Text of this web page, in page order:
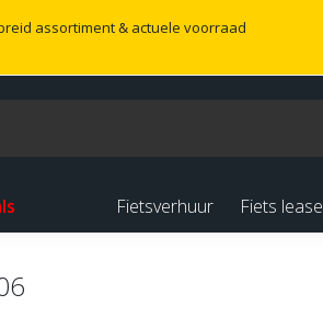
assortiment & actuele voorraad
Fietsverhuur Fiets lease